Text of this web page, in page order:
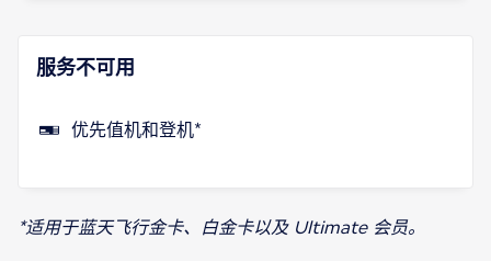
服务不可用
优先值机和登机*
*适用于蓝天飞行金卡、白金卡以及 Ultimate 会员。